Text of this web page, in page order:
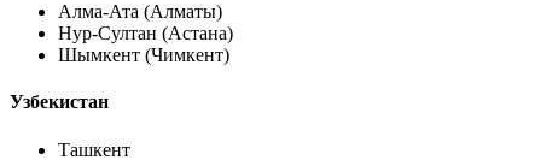
Алма-Ата (Алматы)
Нур-Султан (Астана)
Шымкент (Чимкент)
Узбекистан
Ташкент